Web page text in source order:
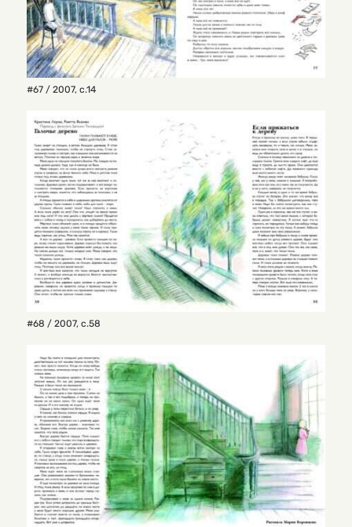
#67 / 2007, с.14
#68 / 2007, с.58